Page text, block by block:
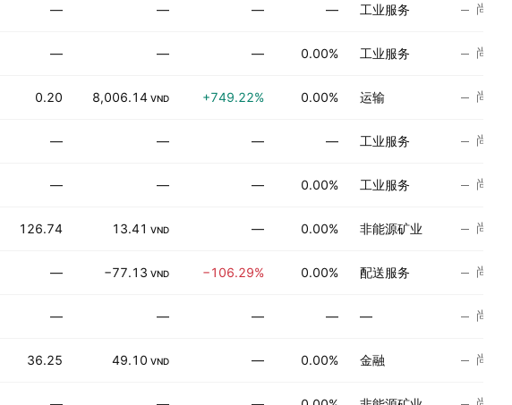
— — — — 工业服务 尚无
— — — 0.00% 工业服务 尚无
0.20 8,006.14 VND +749.22% 0.00% 运输 尚无
— — — — 工业服务 尚无
— — — 0.00% 工业服务 尚无
126.74 13.41 VND — 0.00% 非能源矿业 尚无
— −77.13 VND −106.29% 0.00% 配送服务 尚无
— — — — — 尚无
36.25 49.10 VND — 0.00% 金融 尚无